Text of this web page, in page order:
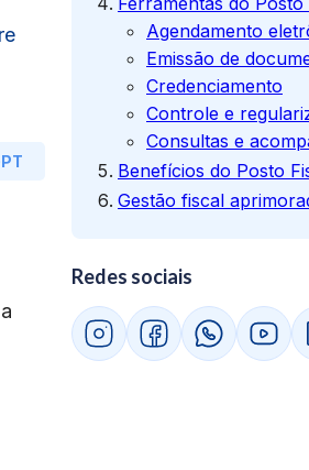
Agendamento
Emissão de
Credenciamento
Controle e
Consultas e
Benefícios do Posto
Gestão fiscal
Redes sociais